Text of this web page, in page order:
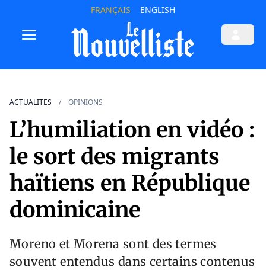
FRANÇAIS ENGLISH
ACTUALITES OPINIONS
L’humiliation en vidéo :
le sort des migrants
haïtiens en République
dominicaine
Moreno et Morena sont des termes
souvent entendus dans certains contenus